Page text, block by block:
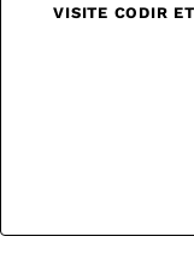
VISITE CODIR